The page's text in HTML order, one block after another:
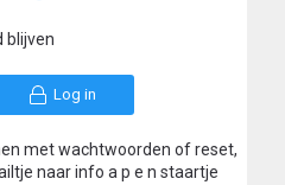
blijven
Log in
met wachtwoorden of reset,
naar info a p e n staartje